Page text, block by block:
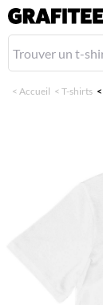
< Accueil < T-shirts <